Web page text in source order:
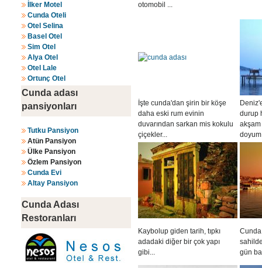
İlker Motel
Cunda Oteli
Otel Selina
Basel Otel
Sim Otel
Alya Otel
Otel Lale
Ortunç Otel
Cunda adası
pansiyonları
Tutku Pansiyon
Atün Pansiyon
Ülke Pansiyon
Özlem Pansiyon
Cunda Evi
Altay Pansiyon
Cunda Adası
Restoranları
otomobil ...
İşte cunda'dan şirin bir köşe
daha eski rum evinin
duvarından sarkan mis kokulu
çiçekler...
durup
akşam
Kaybolup giden tarih, tıpkı
adadaki diğer bir çok yapı
gibi...
gün